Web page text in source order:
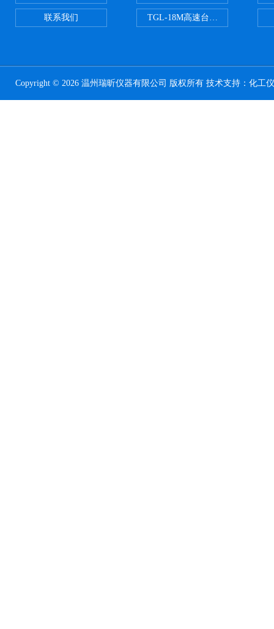
联系我们 TGL-18M高速台式冷冻离心机
Copyright © 2026 温州瑞昕仪器有限公司 版权所有 技术支持： 化工